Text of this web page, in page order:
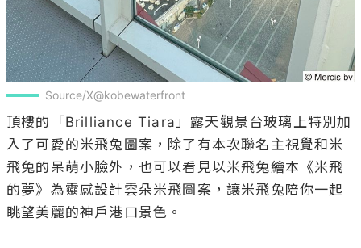
Source/X@kobewaterfront
頂樓的「Brilliance Tiara」露天觀景台玻璃上特別加
入了可愛的米飛兔圖案，除了有本次聯名主視覺和米
飛兔的呆萌小臉外，也可以看見以米飛兔繪本《米飛
的夢》為靈感設計雲朵米飛圖案，讓米飛兔陪你一起
眺望美麗的神戶港口景色。